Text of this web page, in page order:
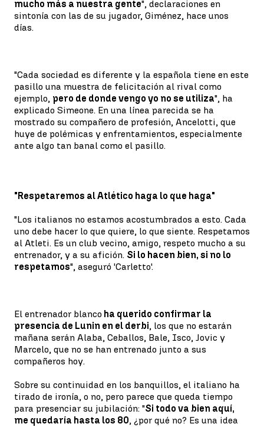
mucho más a nuestra gente", declaraciones en
sintonía con las de su jugador, Giménez, hace unos
días.
"Cada sociedad es diferente y la española tiene en este
pasillo una muestra de felicitación al rival como
ejemplo, pero de donde vengo yo no se utiliza", ha
explicado Simeone. En una línea parecida se ha
mostrado su compañero de profesión, Ancelotti, que
huye de polémicas y enfrentamientos, especialmente
ante algo tan banal como el pasillo.
"Respetaremos al Atlético haga lo que haga"
"Los italianos no estamos acostumbrados a esto. Cada
uno debe hacer lo que quiere, lo que siente. Respetamos
al Atleti. Es un club vecino, amigo, respeto mucho a su
entrenador, y a su afición. Si lo hacen bien, si no lo
respetamos", aseguró 'Carletto'.
El entrenador blanco ha querido confirmar la
presencia de Lunin en el derbi, los que no estarán
mañana serán Alaba, Ceballos, Bale, Isco, Jovic y
Marcelo, que no se han entrenado junto a sus
compañeros hoy.
Sobre su continuidad en los banquillos, el italiano ha
tirado de ironía, o no, pero parece que queda tiempo
para presenciar su jubilación: "Si todo va bien aquí,
me quedaría hasta los 80, ¿por qué no? Es una idea